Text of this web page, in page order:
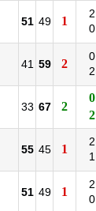
51 49 1
2
0
41 59 2
0
2
33 67 2
0
2
55 45 1
2
1
51 49 1
2
0